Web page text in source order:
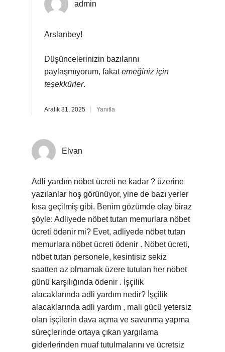
admin
Arslanbey!
Düşüncelerinizin bazılarını
paylaşmıyorum, fakatemeğiniz için
teşekkürler.
Aralık 31, 2025 Yanıtla
Elvan
Adli yardım nöbet ücreti ne kadar ? üzerine
yazılanlar hoş görünüyor, yine de bazı yerler
kısa geçilmiş gibi. Benim gözümde olay biraz
şöyle: Adliyede nöbet tutan memurlara nöbet
ücreti ödenir mi? Evet, adliyede nöbet tutan
memurlara nöbet ücreti ödenir . Nöbet ücreti,
nöbet tutan personele, kesintisiz sekiz
saatten az olmamak üzere tutulan her nöbet
günü karşılığında ödenir . İşçilik
alacaklarında adli yardım nedir? İşçilik
alacaklarında adli yardım , mali gücü yetersiz
olan işçilerin dava açma ve savunma yapma
süreçlerinde ortaya çıkan yargılama
giderlerinden muaf tutulmalarını ve ücretsiz